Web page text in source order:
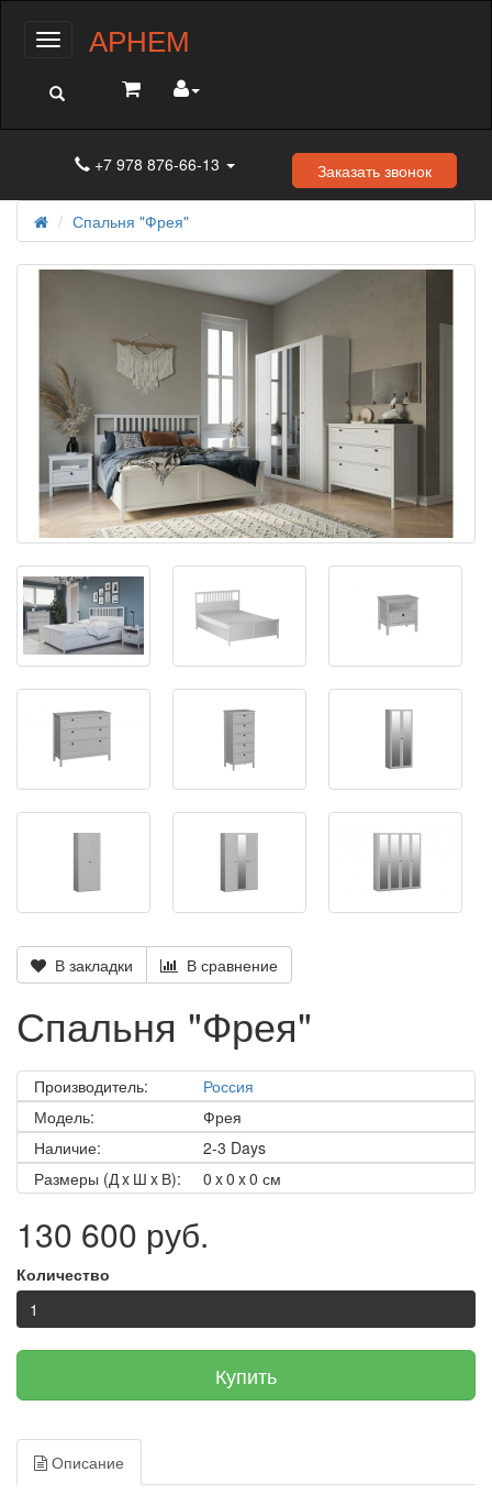
МенюАРНЕМ
+7 978 876-66-13 Заказать звонок
Спальня "Фрея"
В закладки В сравнение
Спальня "Фрея"
Производитель:
Россия
Модель:
Фрея
Наличие:
2-3 Days
Размеры (Д x Ш x В):
0 x 0 x 0 см
130 600 руб.
Количество
Купить
Описание